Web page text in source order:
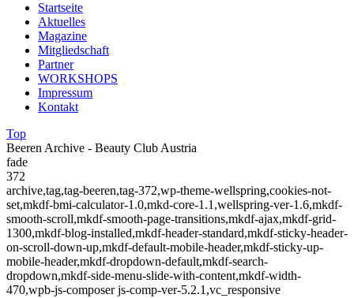
Startseite
Aktuelles
Magazine
Mitgliedschaft
Partner
WORKSHOPS
Impressum
Kontakt
Top
Beeren Archive - Beauty Club Austria
fade
372
archive,tag,tag-beeren,tag-372,wp-theme-wellspring,cookies-not-
set,mkdf-bmi-calculator-1.0,mkd-core-1.1,wellspring-ver-1.6,mkdf-
smooth-scroll,mkdf-smooth-page-transitions,mkdf-ajax,mkdf-grid-
1300,mkdf-blog-installed,mkdf-header-standard,mkdf-sticky-header-
on-scroll-down-up,mkdf-default-mobile-header,mkdf-sticky-up-
mobile-header,mkdf-dropdown-default,mkdf-search-
dropdown,mkdf-side-menu-slide-with-content,mkdf-width-
470,wpb-js-composer js-comp-ver-5.2.1,vc_responsive